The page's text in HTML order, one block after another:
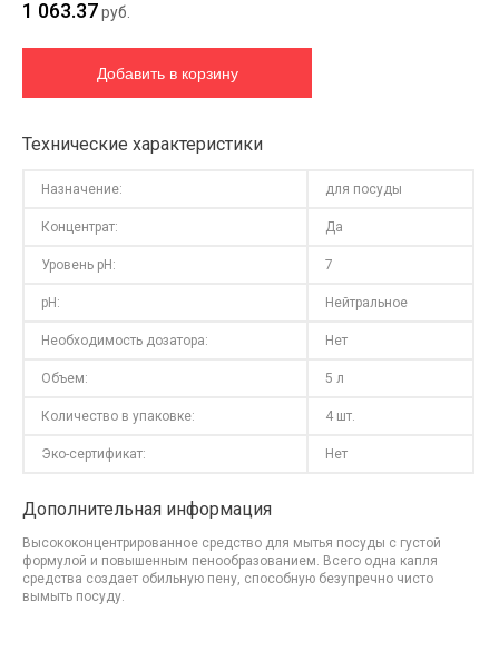
1 063.37руб.
Технические характеристики
Назначение: для посуды
Концентрат: Да
Уровень pH: 7
pH: Нейтральное
Необходимость дозатора: Нет
Объем: 5 л
Количество в упаковке: 4 шт.
Эко-сертификат: Нет
Дополнительная информация
Высококонцентрированное средство для мытья посуды с густой
формулой и повышенным пенообразованием. Всего одна капля
средства создает обильную пену, способную безупречно чисто
вымыть посуду.